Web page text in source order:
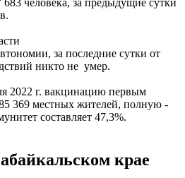
человека, за предыдущие сутки
за последние сутки от
никто не умер.
2022 г. вакцинацию первым
369 местных жителей, полную -
составляет 47,3%.
крае